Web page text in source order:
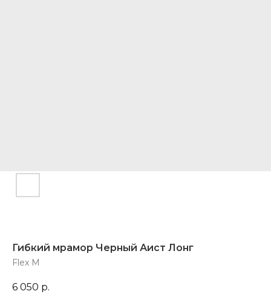
Гибкий мрамор Черный Аист Лонг
Flex M
6 050 р.